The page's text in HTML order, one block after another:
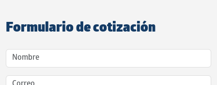
Formulario de cotización